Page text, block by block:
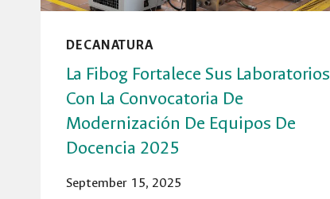
DECANATURA
La Fibog Fortalece Sus Laboratorios
Con La Convocatoria De
Modernización De Equipos De
Docencia 2025
September 15, 2025